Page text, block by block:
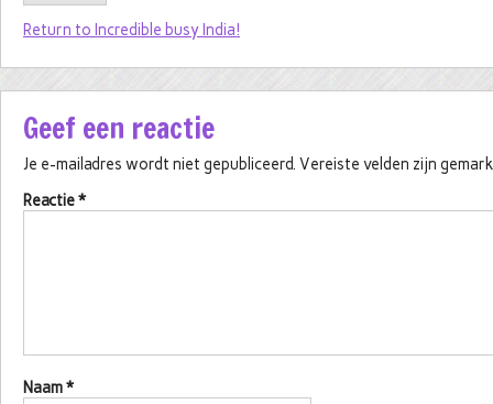
Return to Incredible busy India!
Geef een reactie
Je e-mailadres wordt niet gepubliceerd. Vereiste velden zijn
Reactie*
Naam*